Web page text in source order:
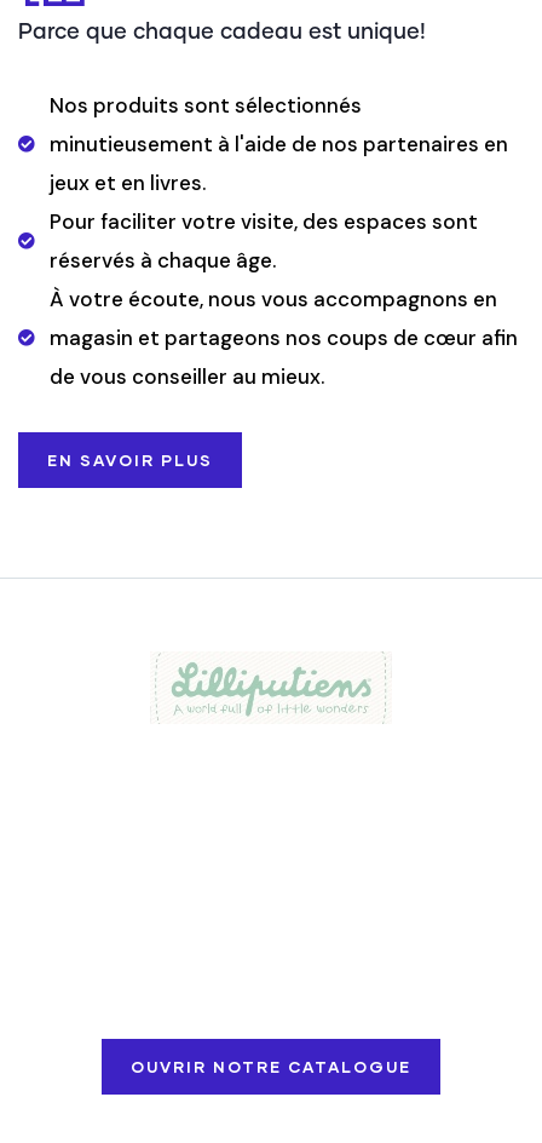
Parce que chaque cadeau est unique!
Nos produits sont sélectionnés
minutieusement à l'aide de nos partenaires en
jeux et en livres.
Pour faciliter votre visite, des espaces sont
réservés à chaque âge.
À votre écoute, nous vous accompagnons en
magasin et partageons nos coups de cœur afin
de vous conseiller au mieux.
EN SAVOIR PLUS
OUVRIR NOTRE CATALOGUE